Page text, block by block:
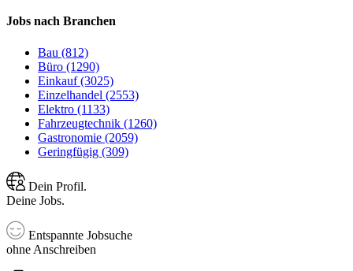
Jobs nach Branchen
Bau (812)
Büro (1290)
Einkauf (3025)
Einzelhandel (2553)
Elektro (1133)
Fahrzeugtechnik (1260)
Gastronomie (2059)
Geringfügig (309)
Dein Profil.
Deine Jobs.
Entspannte Jobsuche
ohne Anschreiben